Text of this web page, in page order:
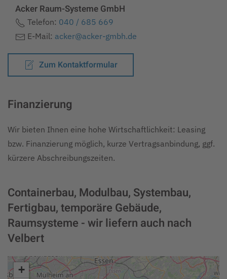
Acker Raum-Systeme GmbH
Telefon: 040 / 685 669
E-Mail: acker@acker-gmbh.de
Zum Kontaktformular
Finanzierung
Wir bieten Ihnen eine hohe Wirtschaftlichkeit: Leasing
bzw. Finanzierung möglich, kurze Vertragsanbindung, ggf.
kürzere Abschreibungszeiten.
Containerbau, Modulbau, Systembau,
Fertigbau, temporäre Gebäude,
Raumsysteme - wir liefern auch nach
Velbert
+